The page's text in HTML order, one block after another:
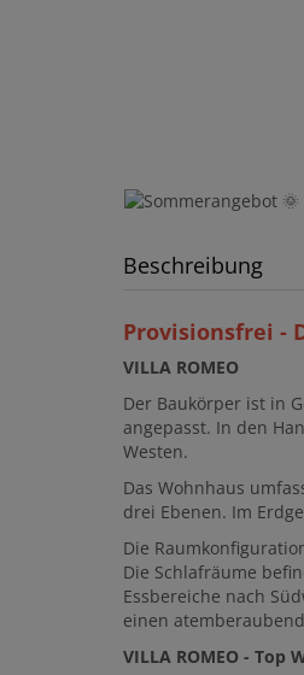
Beschreibung
Provisionsfrei -
VILLA ROMEO
Der Baukörper ist in
angepasst. In den
Westen.
Das Wohnhaus
drei Ebenen. Im
Die
Die Schlafräume
Essbereiche nach
einen
VILLA ROMEO - Top